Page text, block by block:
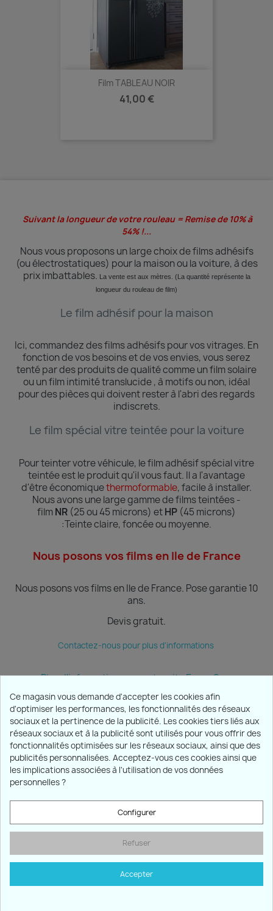
Film TABLEAU NOIR
Prix
41,00 €
Suivant la longueur de votre rouleau = Remise de 10% à
54% !...
Nous vous proposons un large choix de films adhésifs
(ou électrostatiques) pour la maison ou la voiture, à des
prix imbattables.
La vente est aux mètres. (La quantité représentela
longueur du rouleau de film)
Le film adhésif pour la maison
Ici, commandez des films adhésifs pour vos vitrages. En
fonction de vos besoins et de vos envies, vous serez
tenté par des produits de qualité comme un film solaire
ou un film intimité translucide , à motifs ou non, idéal
pour des pièces qui doivent rester à l'abri des regards
indiscrets.
Le film spécial vitre teintée pour la voiture
Pour teinter votre véhicule, le film adhésif spécial vitre
teintée est le produit qu'il vous faut. Il a l'avantage
d'être économiquethermoformable, facile à installer.
Nous avons une large gamme de films teintées -
filmNR (25 ou 45 microns) etHP (45 microns)
:Teinteclaire, foncée ou moyenne.
Nous posons vos films en Ile de France
Nous posons vos films en Ile de France. Pose garantie 10
ans.
Devis gratuit.
Contactez-nous pour plus d'informations
Plus d'informations sur notre site Ecran Sun
PRODUITS 
NOTRE SOCIÉTÉ 
INFORMATIONS keyboard_arrow_down
Marchand approuvé par la Société des Avis Garantis,
ici pour vérifier.
© 2026 -Satemo SARL
Ce magasin vous demande d'accepter les cookies afin
d'optimiser les performances, les fonctionnalités des réseaux
sociaux et la pertinence de la publicité. Les cookies tiers liés aux
réseaux sociaux et à la publicité sont utilisés pour vous offrir des
fonctionnalités optimisées sur les réseaux sociaux, ainsi que des
publicités personnalisées. Acceptez-vous ces cookies ainsi que
les implications associées à l'utilisation de vos données
personnelles ?
Configurer
Refuser
Accepter
9.1